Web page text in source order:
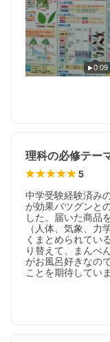
0:09
5
中学受験経験済み
が効果バツグンと
した。届いた商品
（人体、気象、力
くまとめられてい
り替えて、まんべ
がお風呂好きなの
ことを期待していま